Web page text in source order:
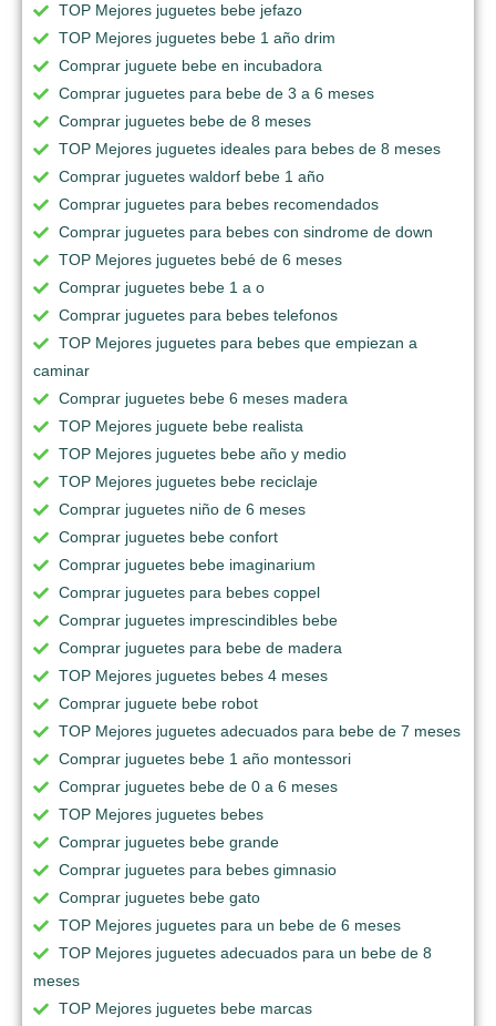
TOP Mejores juguetes bebe jefazo
TOP Mejores juguetes bebe 1 año drim
Comprar juguete bebe en incubadora
Comprar juguetes para bebe de 3 a 6 meses
Comprar juguetes bebe de 8 meses
TOP Mejores juguetes ideales para bebes de 8 meses
Comprar juguetes waldorf bebe 1 año
Comprar juguetes para bebes recomendados
Comprar juguetes para bebes con sindrome de down
TOP Mejores juguetes bebé de 6 meses
Comprar juguetes bebe 1 a o
Comprar juguetes para bebes telefonos
TOP Mejores juguetes para bebes que empiezan a
caminar
Comprar juguetes bebe 6 meses madera
TOP Mejores juguete bebe realista
TOP Mejores juguetes bebe año y medio
TOP Mejores juguetes bebe reciclaje
Comprar juguetes niño de 6 meses
Comprar juguetes bebe confort
Comprar juguetes bebe imaginarium
Comprar juguetes para bebes coppel
Comprar juguetes imprescindibles bebe
Comprar juguetes para bebe de madera
TOP Mejores juguetes bebes 4 meses
Comprar juguete bebe robot
TOP Mejores juguetes adecuados para bebe de 7 meses
Comprar juguetes bebe 1 año montessori
Comprar juguetes bebe de 0 a 6 meses
TOP Mejores juguetes bebes
Comprar juguetes bebe grande
Comprar juguetes para bebes gimnasio
Comprar juguetes bebe gato
TOP Mejores juguetes para un bebe de 6 meses
TOP Mejores juguetes adecuados para un bebe de 8
meses
TOP Mejores juguetes bebe marcas